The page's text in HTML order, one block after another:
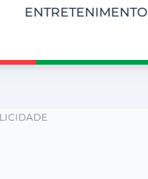
ENTRETENIMENTO